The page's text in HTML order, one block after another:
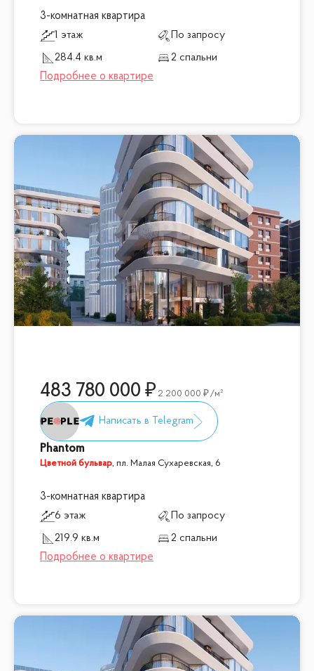
3-комнатная квартира
1 этаж
По запросу
284.4 кв.м
2 спальни
483 780 000 2 200 000 /м²
Phantom
Цветной бульвар,пл. Малая Сухаревская, 6
3-комнатная квартира
6 этаж
По запросу
219.9 кв.м
2 спальни